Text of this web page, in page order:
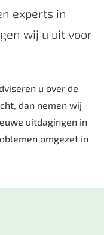
experts in
wij u uit voor
u over de
dan nemen wij
uitdagingen in
omgezet in